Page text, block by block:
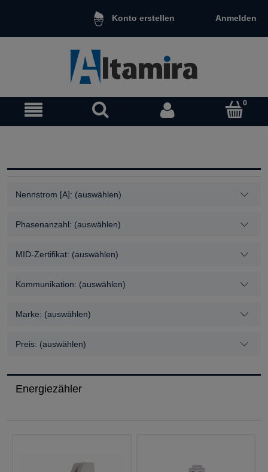
Konto erstellen Anmelden
Nennstrom [A]: (auswählen)
Phasenanzahl: (auswählen)
MID-Zertifikat: (auswählen)
Kommunikation: (auswählen)
Marke: (auswählen)
Preis: (auswählen)
Energiezähler